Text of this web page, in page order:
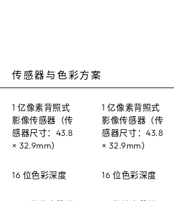
传感器与色彩方案
1 亿像素背照式
影像传感器（传
感器尺寸：43.8
× 32.9mm）
1 亿像素背照式
影像传感器（传
感器尺寸：43.8
× 32.9mm）
16 位色彩深度 16 位色彩深度